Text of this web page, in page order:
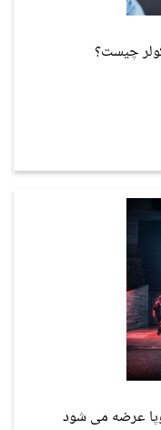
چیست؟